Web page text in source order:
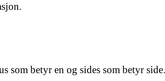
som betyr en og sides som betyr